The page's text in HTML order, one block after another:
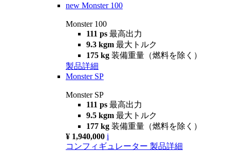
new Monster 100
Monster 100
111 ps 最高出力
9.3 kgm 最大トルク
175 kg 装備重量（燃料を除く）
製品詳細
Monster SP
Monster SP
111 ps 最高出力
9.5 kgm 最大トルク
177 kg 装備重量（燃料を除く）
¥ 1,940,000 i
コンフィギュレーター 製品詳細